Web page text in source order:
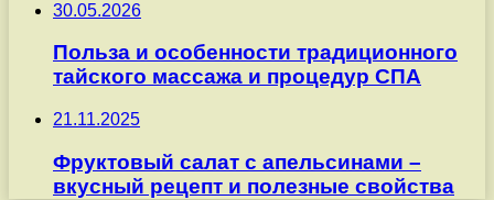
30.05.2026
Польза и особенности традиционного
тайского массажа и процедур СПА
21.11.2025
Фруктовый салат с апельсинами –
вкусный рецепт и полезные свойства